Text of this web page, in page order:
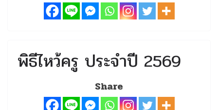
พิธีไหว้ครู ประจำปี 2569
Share